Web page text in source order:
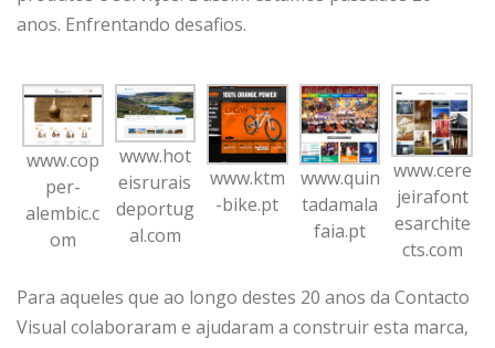
anos. Enfrentando desafios.
www.cop
per-
alembic.c
om
www.hot
eisrurais
deportug
al.com
www.ktm
-bike.pt
www.quin
tadamala
faia.pt
www.cere
jeirafont
esarchite
cts.com
Para aqueles que ao longo destes 20 anos da Contacto
Visual colaboraram e ajudaram a construir esta marca,